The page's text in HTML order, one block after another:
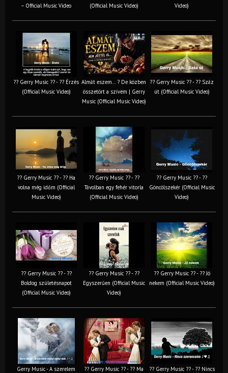
– Official Music Video
(Official Music Video)
Video)
?? Gerry Music ?? - ?? Érzés
(Official Music Video)
Almát eszem… ? De közben
összetört a szívem | Gerry
Music (Official Music Video)
?? Gerry Music ?? - ?? Száz
út (Official Music Video)
?? Gerry Music ?? - ?? Ha
volna még időm (Official
Music Video)
?? Gerry Music ?? - ??
Távolban egy fehér vitorla
(Official Music Video)
?? Gerry Music ?? - ??
Göncölszekér (Official Music
Video)
?? Gerry Music ?? - ??
Boldog születésnapot
(Official Music Video)
?? Gerry Music ?? - ??
Egyszerűen (Official Music
Video)
?? Gerry Music ?? - ?? Jó
nekem (Official Music Video)
Gerry Music - A szerelem
?? Gerry Music ?? - ?? Ma
?? Gerry Music ?? - ?? Nincs